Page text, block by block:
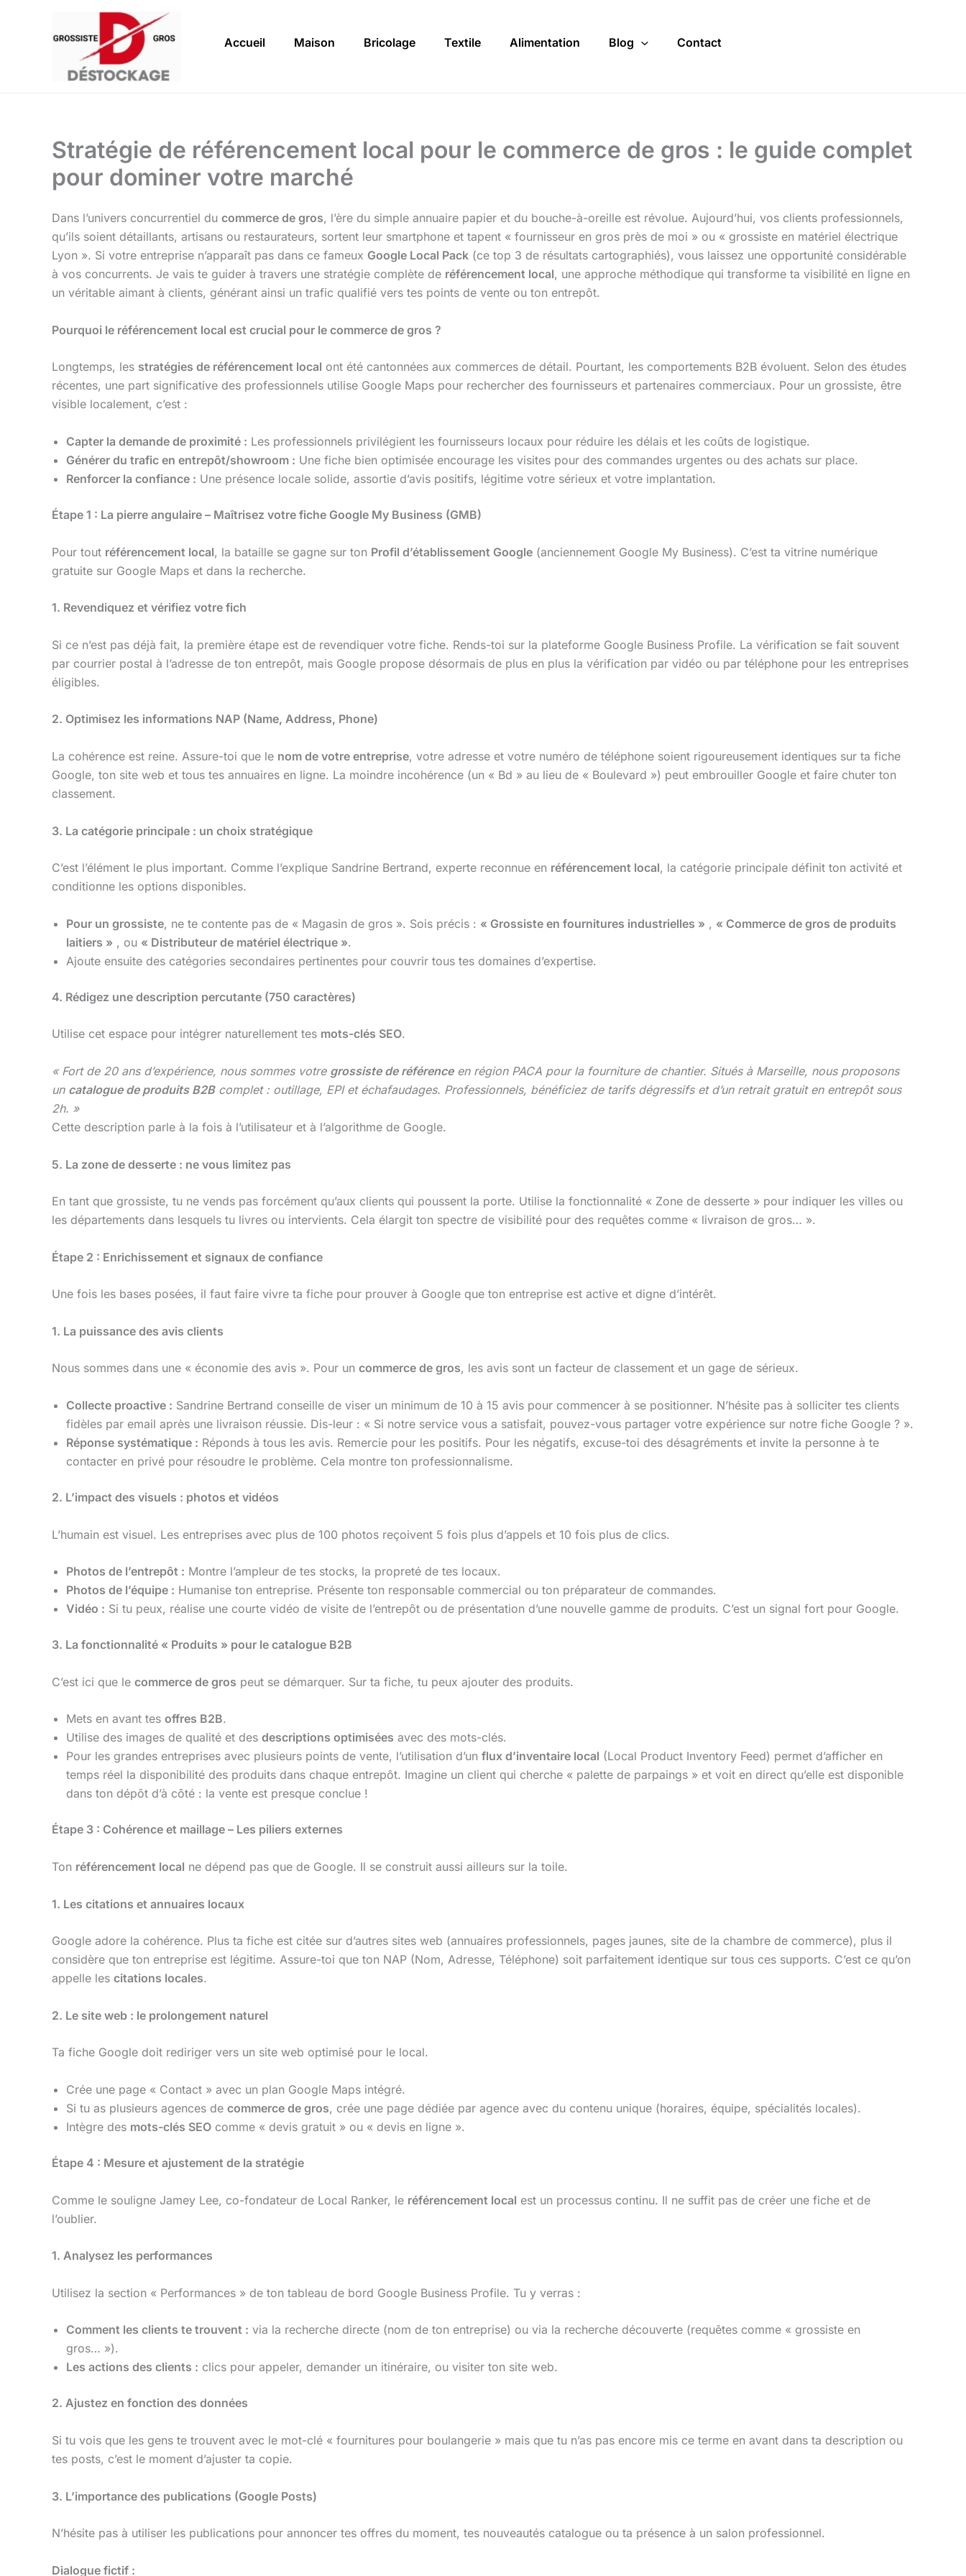
Accueil Maison Bricolage Textile Alimentation Blog Contact
Stratégie de référencement local pour le commerce de gros : le guide complet
pour dominer votre marché
Dans l’univers concurrentiel du commerce de gros, l’ère du simple annuaire papier et du bouche-à-oreille est révolue. Aujourd’hui, vos clients professionnels,
qu’ils soient détaillants, artisans ou restaurateurs, sortent leur smartphone et tapent « fournisseur en gros près de moi » ou « grossiste en matériel électrique
Lyon ». Si votre entreprise n’apparaît pas dans ce fameux Google Local Pack (ce top 3 de résultats cartographiés), vous laissez une opportunité considérable
à vos concurrents. Je vais te guider à travers une stratégie complète de référencement local, une approche méthodique qui transforme ta visibilité en ligne en
un véritable aimant à clients, générant ainsi un trafic qualifié vers tes points de vente ou ton entrepôt.
Pourquoi le référencement local est crucial pour le commerce de gros ?
Longtemps, les stratégies de référencement local ont été cantonnées aux commerces de détail. Pourtant, les comportements B2B évoluent. Selon des études
récentes, une part significative des professionnels utilise Google Maps pour rechercher des fournisseurs et partenaires commerciaux. Pour un grossiste, être
visible localement, c’est :
Capter la demande de proximité : Les professionnels privilégient les fournisseurs locaux pour réduire les délais et les coûts de logistique.
Générer du trafic en entrepôt/showroom : Une fiche bien optimisée encourage les visites pour des commandes urgentes ou des achats sur place.
Renforcer la confiance : Une présence locale solide, assortie d’avis positifs, légitime votre sérieux et votre implantation.
Étape 1 : La pierre angulaire – Maîtrisez votre fiche Google My Business (GMB)
Pour tout référencement local, la bataille se gagne sur ton Profil d’établissement Google (anciennement Google My Business). C’est ta vitrine numérique
gratuite sur Google Maps et dans la recherche.
1. Revendiquez et vérifiez votre fich
Si ce n’est pas déjà fait, la première étape est de revendiquer votre fiche. Rends-toi sur la plateforme Google Business Profile. La vérification se fait souvent
par courrier postal à l’adresse de ton entrepôt, mais Google propose désormais de plus en plus la vérification par vidéo ou par téléphone pour les entreprises
éligibles.
2. Optimisez les informations NAP (Name, Address, Phone)
La cohérence est reine. Assure-toi que le nom de votre entreprise, votre adresse et votre numéro de téléphone soient rigoureusement identiques sur ta fiche
Google, ton site web et tous tes annuaires en ligne. La moindre incohérence (un « Bd » au lieu de « Boulevard ») peut embrouiller Google et faire chuter ton
classement.
3. La catégorie principale : un choix stratégique
C’est l’élément le plus important. Comme l’explique Sandrine Bertrand, experte reconnue en référencement local, la catégorie principale définit ton activité et
conditionne les options disponibles.
Pour un grossiste, ne te contente pas de « Magasin de gros ». Sois précis : « Grossiste en fournitures industrielles » , « Commerce de gros de produits
laitiers » , ou « Distributeur de matériel électrique ».
Ajoute ensuite des catégories secondaires pertinentes pour couvrir tous tes domaines d’expertise.
4. Rédigez une description percutante (750 caractères)
Utilise cet espace pour intégrer naturellement tes mots-clés SEO.
« Fort de 20 ans d’expérience, nous sommes votre grossiste de référenceen région PACA pour la fourniture de chantier. Situés à Marseille, nous proposons
un catalogue de produits B2Bcomplet : outillage, EPI et échafaudages. Professionnels, bénéficiez de tarifs dégressifs et d’un retrait gratuit en entrepôt sous
2h. »
Cette description parle à la fois à l’utilisateur et à l’algorithme de Google.
5. La zone de desserte : ne vous limitez pas
En tant que grossiste, tu ne vends pas forcément qu’aux clients qui poussent la porte. Utilise la fonctionnalité « Zone de desserte » pour indiquer les villes ou
les départements dans lesquels tu livres ou intervients. Cela élargit ton spectre de visibilité pour des requêtes comme « livraison de gros… ».
Étape 2 : Enrichissement et signaux de confiance
Une fois les bases posées, il faut faire vivre ta fiche pour prouver à Google que ton entreprise est active et digne d’intérêt.
1. La puissance des avis clients
Nous sommes dans une « économie des avis ». Pour un commerce de gros, les avis sont un facteur de classement et un gage de sérieux.
Collecte proactive : Sandrine Bertrand conseille de viser un minimum de 10 à 15 avis pour commencer à se positionner. N’hésite pas à solliciter tes clients
fidèles par email après une livraison réussie. Dis-leur : « Si notre service vous a satisfait, pouvez-vous partager votre expérience sur notre fiche Google ? ».
Réponse systématique : Réponds à tous les avis. Remercie pour les positifs. Pour les négatifs, excuse-toi des désagréments et invite la personne à te
contacter en privé pour résoudre le problème. Cela montre ton professionnalisme.
2. L’impact des visuels : photos et vidéos
L’humain est visuel. Les entreprises avec plus de 100 photos reçoivent 5 fois plus d’appels et 10 fois plus de clics.
Photos de l’entrepôt : Montre l’ampleur de tes stocks, la propreté de tes locaux.
Photos de l’équipe : Humanise ton entreprise. Présente ton responsable commercial ou ton préparateur de commandes.
Vidéo : Si tu peux, réalise une courte vidéo de visite de l’entrepôt ou de présentation d’une nouvelle gamme de produits. C’est un signal fort pour Google.
3. La fonctionnalité « Produits » pour le catalogue B2B
C’est ici que le commerce de gros peut se démarquer. Sur ta fiche, tu peux ajouter des produits.
Mets en avant tes offres B2B.
Utilise des images de qualité et des descriptions optimisées avec des mots-clés.
Pour les grandes entreprises avec plusieurs points de vente, l’utilisation d’un flux d’inventaire local (Local Product Inventory Feed) permet d’afficher en
temps réel la disponibilité des produits dans chaque entrepôt. Imagine un client qui cherche « palette de parpaings » et voit en direct qu’elle est disponible
dans ton dépôt d’à côté : la vente est presque conclue !
Étape 3 : Cohérence et maillage – Les piliers externes
Ton référencement local ne dépend pas que de Google. Il se construit aussi ailleurs sur la toile.
1. Les citations et annuaires locaux
Google adore la cohérence. Plus ta fiche est citée sur d’autres sites web (annuaires professionnels, pages jaunes, site de la chambre de commerce), plus il
considère que ton entreprise est légitime. Assure-toi que ton NAP (Nom, Adresse, Téléphone) soit parfaitement identique sur tous ces supports. C’est ce qu’on
appelle les citations locales.
2. Le site web : le prolongement naturel
Ta fiche Google doit rediriger vers un site web optimisé pour le local.
Crée une page « Contact » avec un plan Google Maps intégré.
Si tu as plusieurs agences de commerce de gros, crée une page dédiée par agence avec du contenu unique (horaires, équipe, spécialités locales).
Intègre des mots-clés SEO comme « devis gratuit » ou « devis en ligne ».
Étape 4 : Mesure et ajustement de la stratégie
Comme le souligne Jamey Lee, co-fondateur de Local Ranker, le référencement local est un processus continu. Il ne suffit pas de créer une fiche et de
l’oublier.
1. Analysez les performances
Utilisez la section « Performances » de ton tableau de bord Google Business Profile. Tu y verras :
Comment les clients te trouvent : via la recherche directe (nom de ton entreprise) ou via la recherche découverte (requêtes comme « grossiste en
gros… »).
Les actions des clients : clics pour appeler, demander un itinéraire, ou visiter ton site web.
2. Ajustez en fonction des données
Si tu vois que les gens te trouvent avec le mot-clé « fournitures pour boulangerie » mais que tu n’as pas encore mis ce terme en avant dans ta description ou
tes posts, c’est le moment d’ajuster ta copie.
3. L’importance des publications (Google Posts)
N’hésite pas à utiliser les publications pour annoncer tes offres du moment, tes nouveautés catalogue ou ta présence à un salon professionnel.
Dialogue fictif :